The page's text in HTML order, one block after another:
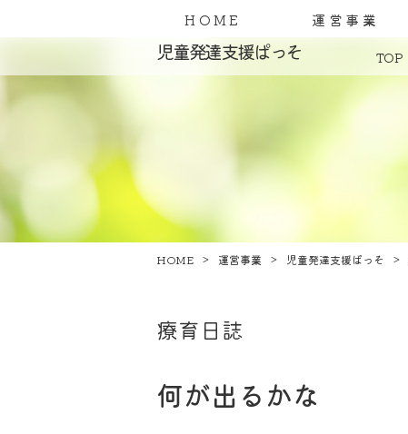
HOME 運営事業
児童発達支援ぱっそ TOP
HOME 運営事業 児童発達支援ぱっそ
療育日誌
何が出るかな